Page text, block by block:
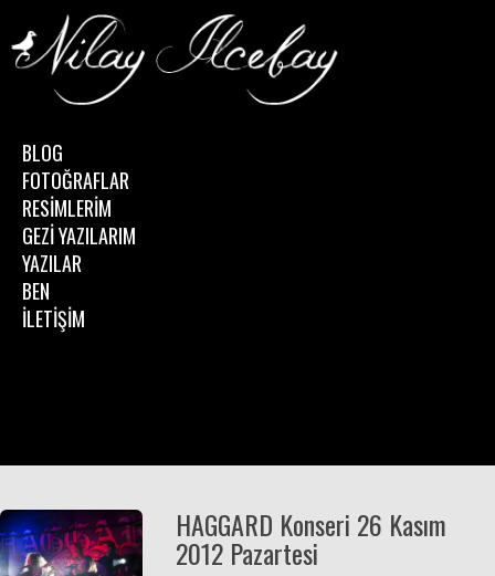
BLOG
FOTOĞRAFLAR
RESİMLERİM
GEZİ YAZILARIM
YAZILAR
BEN
İLETİŞİM
HAGGARD Konseri 26 Kasım
2012 Pazartesi